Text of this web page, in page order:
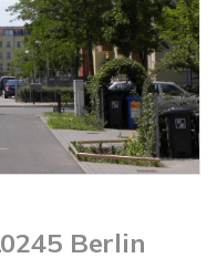
Berlin